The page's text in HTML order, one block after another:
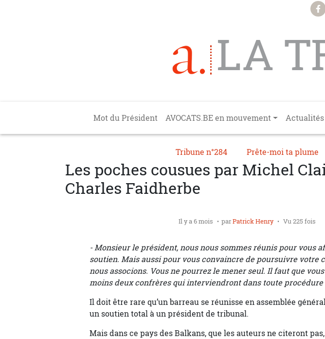
LA
Main navigation
Mot du Président AVOCATS.BE en mouvement
Tribune n°284 Prête-moi ta plume
Les poches cousues par Michel
Charles Faidherbe
Il y a 6 mois parPatrick Henry Vu 225 fois
- Monsieur le président, nous nous sommes réunis pour vous
soutien. Mais aussi pour vous convaincre de poursuivre votre
nous associons. Vous ne pourrez le mener seul. Il faut que
moins deux confrères qui interviendront dans toute procédure
Il doit être rare qu’un barreau se réunisse en assemblée
un soutien total à un président de tribunal.
Mais dans ce pays des Balkans, que les auteurs ne citeront